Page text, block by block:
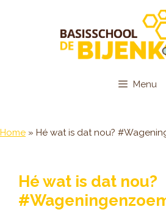
Menu
Home » Hé wat is dat nou?
Hé wat is dat nou?